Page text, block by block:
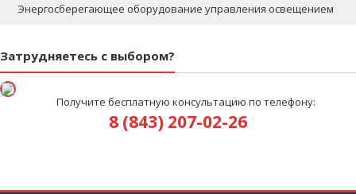
Энергосберегающее оборудование управления освещением
Затрудняетесь с выбором?
Получите бесплатную консультацию по телефону:
8 (843) 207-02-26